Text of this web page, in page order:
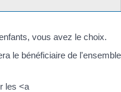
vous avez le choix.
le bénéficiaire de l'ensemble
les <a